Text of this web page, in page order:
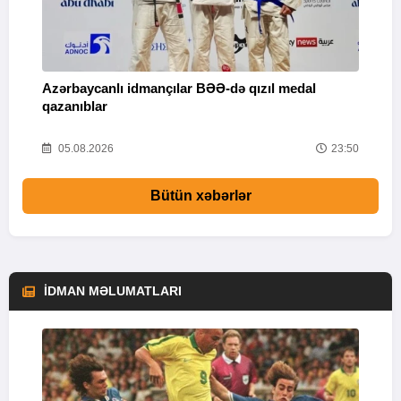
Azərbaycanlı idmançılar BƏƏ-də qızıl medal
qazanıblar
05.08.2026 23:50
Bütün xəbərlər
İDMAN MƏLUMATLARI